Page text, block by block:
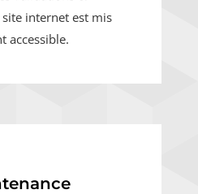
internet est mis
accessible.